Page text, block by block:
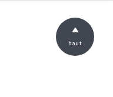
haut